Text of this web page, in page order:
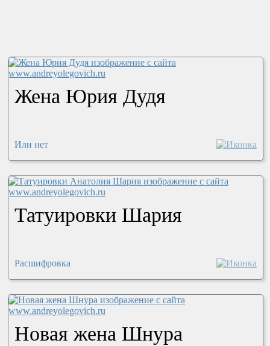
Жена Юрия Дудя
Или нет
Татуировки Шария
Расшифровка
Новая жена Шнура